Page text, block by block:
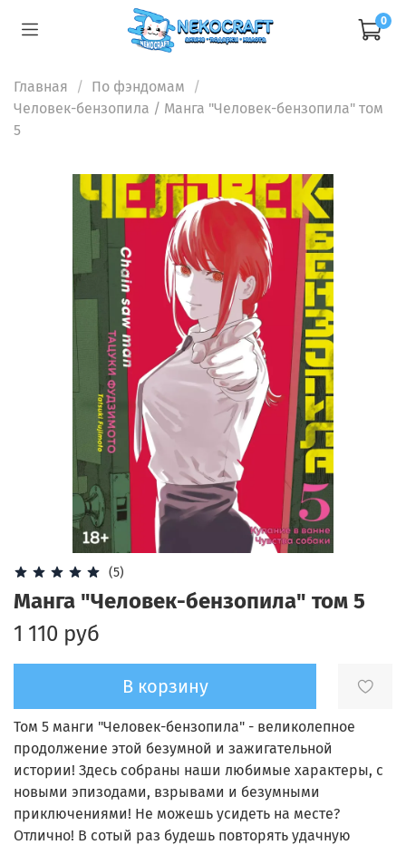
0
Главная
По фэндомам
Человек-бензопила / Манга "Человек-бензопила" том
5
(5)
Манга "Человек-бензопила" том 5
1 110 руб
В корзину
Том 5 манги "Человек-бензопила" - великолепное
продолжение этой безумной и зажигательной
истории! Здесь собраны наши любимые характеры, с
новыми эпизодами, взрывами и безумными
приключениями! Не можешь усидеть на месте?
Отлично! В сотый раз будешь повторять удачную